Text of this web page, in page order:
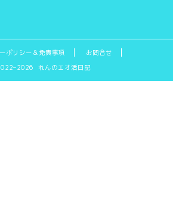
ポリシー＆免責事項
お問合せ
れんのエオ活日記